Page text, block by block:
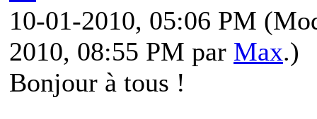
10-01-2010, 05:06 PM
2010, 08:55 PM par Max.)
Bonjour à tous !